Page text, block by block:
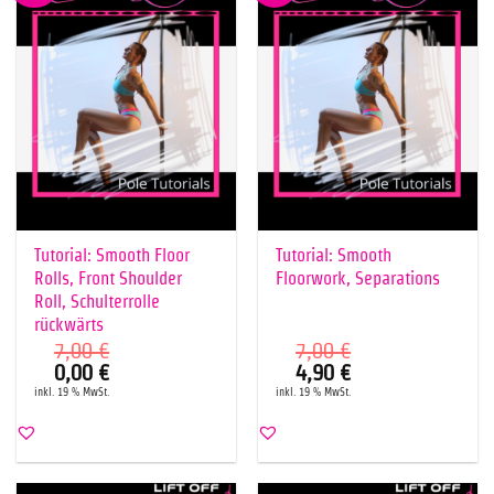
Tutorial: Smooth Floor
Rolls, Front Shoulder
Roll, Schulterrolle
rückwärts
7,00€
Ursprünglicher
Preis
war:
0,00 €Aktueller
Preis
ist:
inkl. 19 % MwSt.
Tutorial: Smooth
Floorwork, Separations
7,00€
Ursprünglicher
Preis
war:
4,90 €Aktueller
Preis
ist:
inkl. 19 % MwSt.